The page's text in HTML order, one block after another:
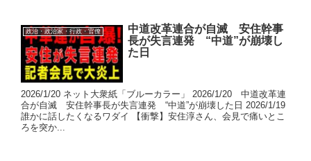
政治・政治家・行政・官僚
中道改革連合が自滅 安住幹事
長が失言連発 “中道”が崩壊し
た日
2026/1/20 ネット大衆紙「ブルーカラー」 2026/1/20 中道改革連
合が自滅 安住幹事長が失言連発 “中道”が崩壊した日 2026/1/19
誰かに話したくなるワダイ 【衝撃】安住淳さん、会見で痛いとこ
ろを突か...